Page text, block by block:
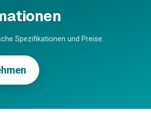
Spezifikationen und Preise.